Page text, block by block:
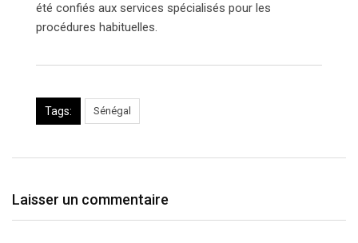
été confiés aux services spécialisés pour les
procédures habituelles.
Tags: Sénégal
Laisser un commentaire